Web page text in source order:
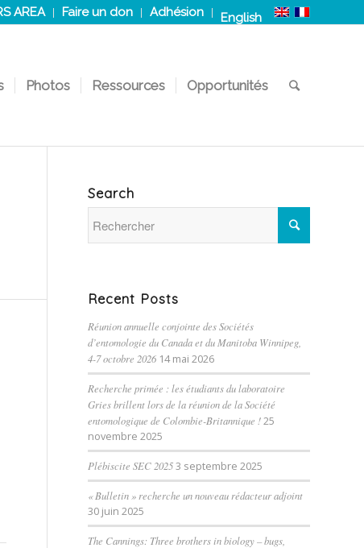
AREA Faire un don Adhésion English
Photos Ressources Opportunités
Search
Recent Posts
Réunion annuelle conjointe des Sociétés
d’entomologie du Canada et du Manitoba Winnipeg,
4-7 octobre 2026 14 mai 2026
Recherche primée : les étudiants du laboratoire
Gries brillent lors de la réunion de la Société
entomologique de Colombie-Britannique !25
novembre 2025
Plébiscite SEC 20253 septembre 2025
« Bulletin » recherche un nouveau rédacteur adjoint
30 juin 2025
The Cannings: Three brothers in biology – bugs,